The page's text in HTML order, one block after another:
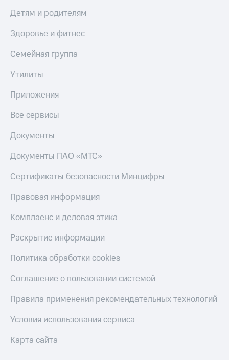
Детям и родителям
Здоровье и фитнес
Семейная группа
Утилиты
Приложения
Все сервисы
Документы
Документы ПАО «МТС»
Сертификаты безопасности Минцифры
Правовая информация
Комплаенс и деловая этика
Раскрытие информации
Политика обработки cookies
Соглашение о пользовании системой
Правила применения рекомендательных технологий
Условия использования сервиса
Карта сайта